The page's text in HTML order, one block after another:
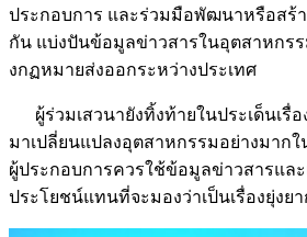
ประกอบการ และร่วมมือพัฒนาหรือสร้
กัน แบ่งปันข้อมูลข่าวสารในอุตสาหกรร
งกฏหมายส่งออกระหว่างประเทศ
ผู้ร่วมเสวนายังทิ้งท้ายในประเด็นเรื่อ
มาเปลี่ยนแปลงอุตสาหกรรมอย่างมากใ
ผู้ประกอบการควรใช้ข้อมูลข่าวสารแล
ประโยชน์แทนที่จะมองว่าเป็นเรื่องยุ่งยา